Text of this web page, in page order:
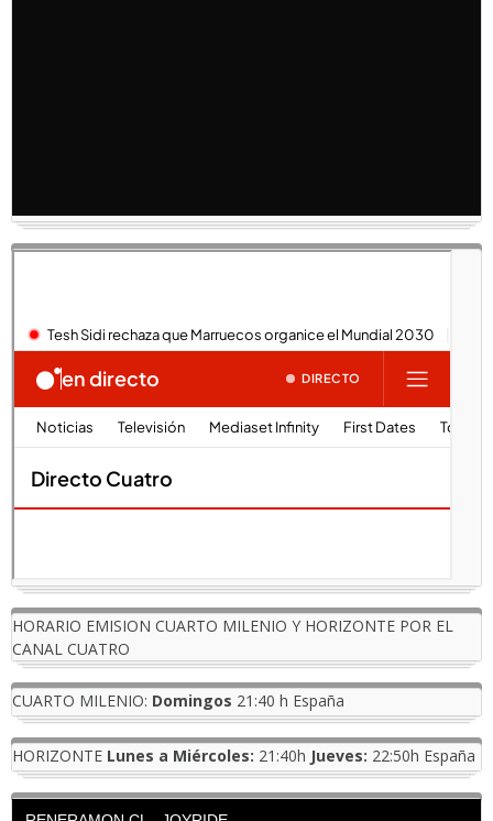
HORARIO EMISION CUARTO MILENIO Y HORIZONTE POR EL
CANAL CUATRO
CUARTO MILENIO: Domingos 21:40 h España
HORIZONTE Lunes a Miércoles: 21:40h Jueves: 22:50h España